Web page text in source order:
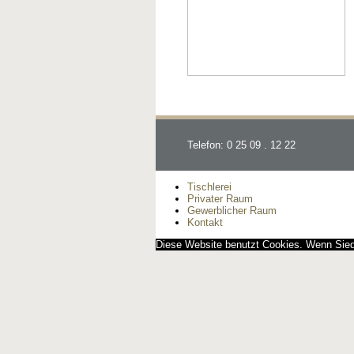
Telefon: 0 25 09 . 12 22
Tischlerei
Privater Raum
Gewerblicher Raum
Kontakt
Diese Website benutzt Cookies. Wenn